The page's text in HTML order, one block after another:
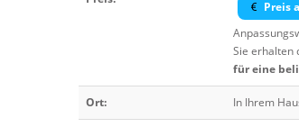
Preis
Sie erhalten
für eine
Ort: In Ihrem